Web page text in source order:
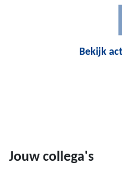
Bekijk
Jouw collega's